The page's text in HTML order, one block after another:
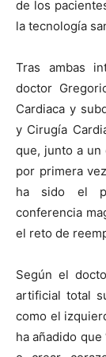
de los
la tecnología
Tras ambas
doctor
Cardiaca y
y Cirugía
que, junto a un
por primera
ha sido el
conferencia
el reto de
Según el
artificial total
como el
ha añadido